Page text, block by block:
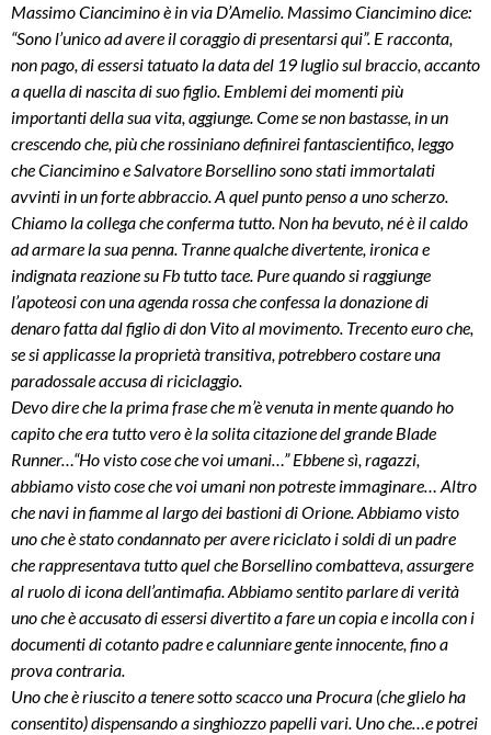
Massimo Ciancimino è in via D’Amelio. Massimo Ciancimino dice:
“Sono l’unico ad avere il coraggio di presentarsi qui”. E racconta,
non pago, di essersi tatuato la data del 19 luglio sul braccio, accanto
a quella di nascita di suo figlio. Emblemi dei momenti più
importanti della sua vita, aggiunge. Come se non bastasse, in un
crescendo che, più che rossiniano definirei fantascientifico, leggo
che Ciancimino e Salvatore Borsellino sono stati immortalati
avvinti in un forte abbraccio. A quel punto penso a uno scherzo.
Chiamo la collega che conferma tutto. Non ha bevuto, né è il caldo
ad armare la sua penna. Tranne qualche divertente, ironica e
indignata reazione su Fb tutto tace. Pure quando si raggiunge
l’apoteosi con una agenda rossa che confessa la donazione di
denaro fatta dal figlio di don Vito al movimento. Trecento euro che,
se si applicasse la proprietà transitiva, potrebbero costare una
paradossale accusa di riciclaggio.
Devo dire che la prima frase che m’è venuta in mente quando ho
capito che era tutto vero è la solita citazione del grande Blade
Runner…“Ho visto cose che voi umani…” Ebbene sì, ragazzi,
abbiamo visto cose che voi umani non potreste immaginare… Altro
che navi in fiamme al largo dei bastioni di Orione. Abbiamo visto
uno che è stato condannato per avere riciclato i soldi di un padre
che rappresentava tutto quel che Borsellino combatteva, assurgere
al ruolo di icona dell’antimafia. Abbiamo sentito parlare di verità
uno che è accusato di essersi divertito a fare un copia e incolla con i
documenti di cotanto padre e calunniare gente innocente, fino a
prova contraria.
Uno che è riuscito a tenere sotto scacco una Procura (che glielo ha
consentito) dispensando a singhiozzo papelli vari. Uno che…e potrei